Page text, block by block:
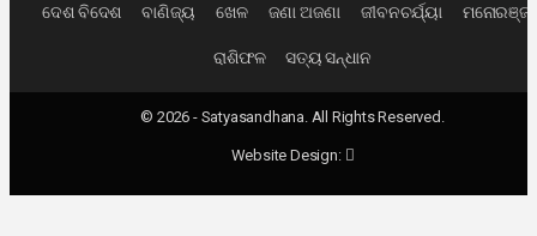
ଦେଶ ବିଦେଶ ବାଣିଜ୍ୟ ଖେଳ ଜଣା ଅଜଣା ଜୀବନଚର୍ଯ୍ୟା
ରାଶିଫଳ ସତ୍ୟ ସନ୍ଧାନ
© 2026 - Satyasandhana. All Rights Reserved.
Website Design: